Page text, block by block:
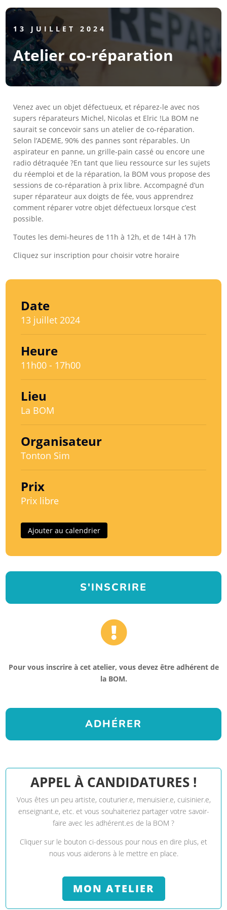
13 JUILLET 2024
Atelier co-réparation
Venez avec un objet défectueux, et réparez-le avec nos
supers réparateurs Michel, Nicolas et Elric !La BOM ne
saurait se concevoir sans un atelier de co-réparation.
Selon l’ADEME, 90% des pannes sont réparables. Un
aspirateur en panne, un grille-pain cassé ou encore une
radio détraquée ?En tant que lieu ressource sur les sujets
du réemploi et de la réparation, la BOM vous propose des
sessions de co-réparation à prix libre. Accompagné d’un
super réparateur aux doigts de fée, vous apprendrez
comment réparer votre objet défectueux lorsque c’est
possible.
Toutes les demi-heures de 11h à 12h, et de 14H à 17h
Cliquez sur inscription pour choisir votre horaire
Date
13 juillet 2024
Heure
11h00 - 17h00
Lieu
La BOM
Organisateur
Tonton Sim
Prix
Prix libre
Ajouter au calendrier
S'INSCRIRE

Pour vous inscrire à cet atelier, vous devez être adhérent de
la BOM.
ADHÉRER
APPEL À CANDIDATURES !
Vous êtes un peu artiste, couturier.e, menuisier.e, cuisinier.e,
enseignant.e, etc. et vous souhaiteriez partager votre savoir-
faire avec les adhérent.es de la BOM ?
Cliquer sur le bouton ci-dessous pour nous en dire plus, et
nous vous aiderons à le mettre en place.
MON ATELIER